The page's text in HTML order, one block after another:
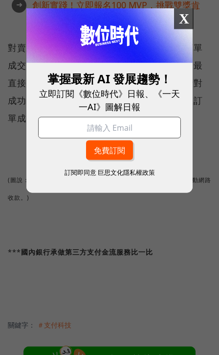
➜
創新實踐！立即報名100 MVP，挑戰雙獎肯
定
對賣家而言，使用pockii平臺除能有效提高訂單
成交率，更省去對帳、查帳的麻煩，給予賣家最
直接且有效率地的業績幫助。目前pockii僅針對
成功交易的訂單，向賣家收取金流手續費，在訂
單成交前，買賣雙方可免費使用所有的服務。
(圖說：中國信託進軍第三方支付布局，主打賣家只要3分鐘就能啟動網路
收款。)
***國內銀行承做第三方支付金流服務比一比
關鍵字： ＃支付科技
X
掌握最新 AI 發展趨勢！
立即訂閱《數位時代》日報、《一天
一AI》圖解日報
訂閱即同意 巨思文化隱私權政策